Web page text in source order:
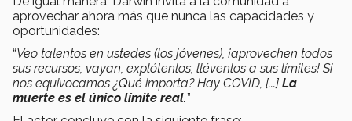
aprovechar ahora más que nunca las capacidades y
oportunidades:
“Veo talentos en ustedes (los jóvenes), ¡aprovechen todos
sus recursos, vayan, explótenlos, llévenlos a sus límites! Si
nos equivocamos ¿Qué importa? Hay COVID, [...] La
muerte es el único límite real.”